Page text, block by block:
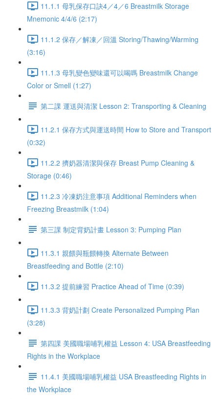
11.1.1 母乳保存口訣4／4／6 Breastmilk Storage
Mnemonic 4/4/6 (2:17)
11.1.2 保存／解凍／回溫 Storing/Thawing/Warming
(3:16)
11.1.3 母乳變色變味還可以喝嗎 Breastmilk Change
Color or Smell (1:27)
第二課 運送與清潔 Lesson 2: Transporting & Cleaning
11.2.1 保存方式與運送時間 How to Store and Transport
(0:32)
11.2.2 擠奶器清潔與保存 Breast Pump Cleaning &
Storage (0:46)
11.2.3 冷凍奶注意事項 Additional Reminders when
Freezing Breastmilk (1:04)
第三課 制定背奶計畫 Lesson 3: Pumping Plan
11.3.1 親餵與瓶餵轉換 Alternate Between
Breastfeeding and Bottle (2:10)
11.3.2 提前練習 Practice Ahead of Time (0:39)
11.3.3 背奶計劃 Create Personalized Pumping Plan
(3:28)
第四課 美國職場哺乳權益 Lesson 4: USA Breastfeeding
Rights in the Workplace
11.4.1 美國職場哺乳權益 USA Breastfeeding Rights in
the Workplace